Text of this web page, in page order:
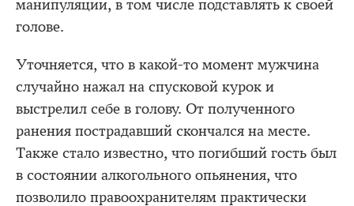
манипуляции, в том числе подставлять к своей
голове.
Уточняется, что в какой-то момент мужчина
случайно нажал на спусковой курок и
выстрелил себе в голову. От полученного
ранения пострадавший скончался на месте.
Также стало известно, что погибший гость был
в состоянии алкогольного опьянения, что
позволило правоохранителям практически